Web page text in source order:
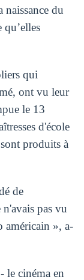
du
qui
ont vu leur
le 13
d'école
produits à
de
pas vu
», a-
le cinéma en